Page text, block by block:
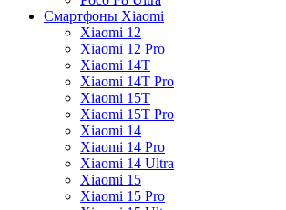
Смартфоны Xiaomi
Xiaomi 12
Xiaomi 12 Pro
Xiaomi 14T
Xiaomi 14T Pro
Xiaomi 15T
Xiaomi 15T Pro
Xiaomi 14
Xiaomi 14 Pro
Xiaomi 14 Ultra
Xiaomi 15
Xiaomi 15 Pro